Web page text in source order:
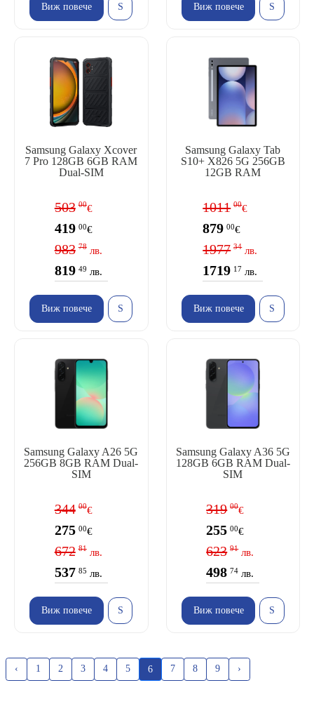
Виж повече Виж повече
Samsung Galaxy Xcover
7 Pro 128GB 6GB RAM
Dual-SIM
503 00€
419 00€
983 78лв.
819 49 лв.
Виж повече
Samsung Galaxy Tab
S10+ X826 5G 256GB
12GB RAM
1011 00€
879 00€
1977 34лв.
1719 17 лв.
Виж повече
Samsung Galaxy A26 5G
256GB 8GB RAM Dual-
SIM
344 00€
275 00€
672 81лв.
537 85 лв.
Виж повече
Samsung Galaxy A36 5G
128GB 6GB RAM Dual-
SIM
319 00€
255 00€
623 91лв.
498 74 лв.
Виж повече
‹ 1 2 3 4 5 6 7 8 9 ›